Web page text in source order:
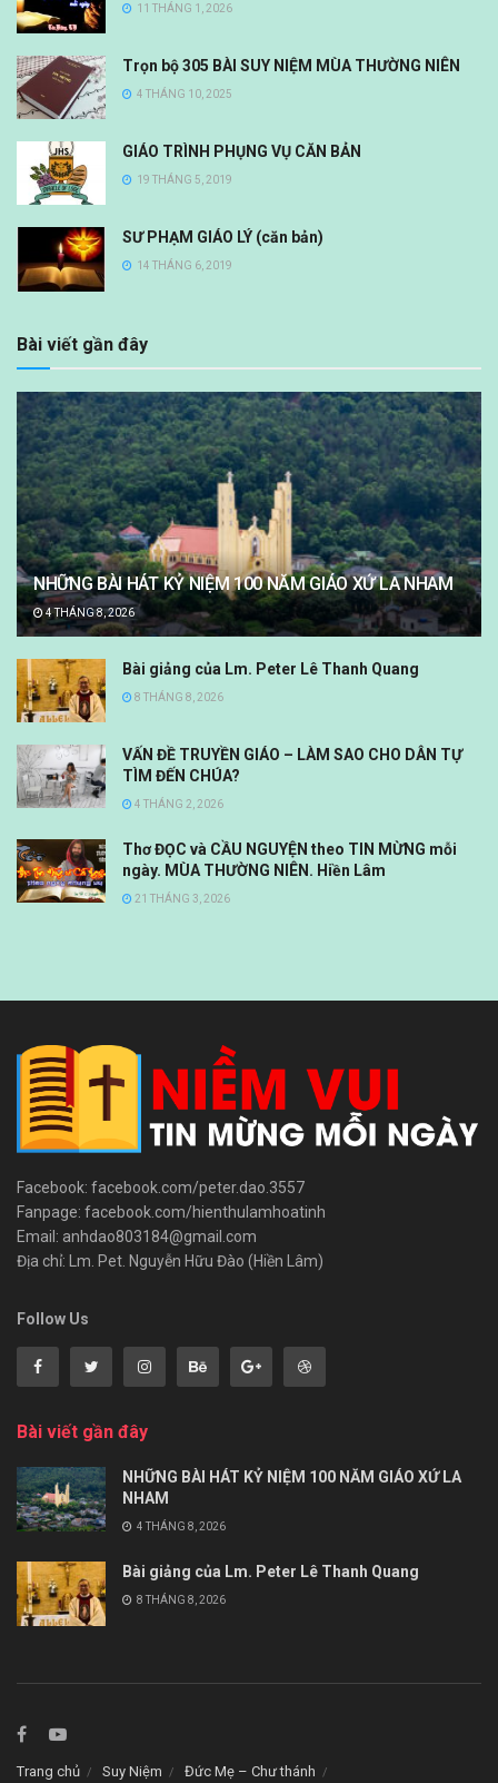
11 THÁNG 1, 2026
Trọn bộ 305 BÀI SUY NIỆM MÙA THƯỜNG NIÊN
4 THÁNG 10, 2025
GIÁO TRÌNH PHỤNG VỤ CĂN BẢN
19 THÁNG 5, 2019
SƯ PHẠM GIÁO LÝ (căn bản)
14 THÁNG 6, 2019
Bài viết gần đây
NHỮNG BÀI HÁT KỶ NIỆM 100 NĂM GIÁO XỨ LA NHAM
4 THÁNG 8, 2026
Bài giảng của Lm. Peter Lê Thanh Quang
8 THÁNG 8, 2026
VẤN ĐỀ TRUYỀN GIÁO – LÀM SAO CHO DÂN TỰ
TÌM ĐẾN CHÚA?
4 THÁNG 2, 2026
Thơ ĐỌC và CẦU NGUYỆN theo TIN MỪNG mỗi
ngày. MÙA THƯỜNG NIÊN. Hiền Lâm
21 THÁNG 3, 2026
Facebook: facebook.com/peter.dao.3557
Fanpage: facebook.com/hienthulamhoatinh
Email: anhdao803184@gmail.com
Địa chỉ: Lm. Pet. Nguyễn Hữu Đào (Hiền Lâm)
Follow Us
Bài viết gần đây
NHỮNG BÀI HÁT KỶ NIỆM 100 NĂM GIÁO XỨ LA
NHAM
4 THÁNG 8, 2026
Bài giảng của Lm. Peter Lê Thanh Quang
8 THÁNG 8, 2026
Trang chủ Suy Niệm Đức Mẹ – Chư thánh